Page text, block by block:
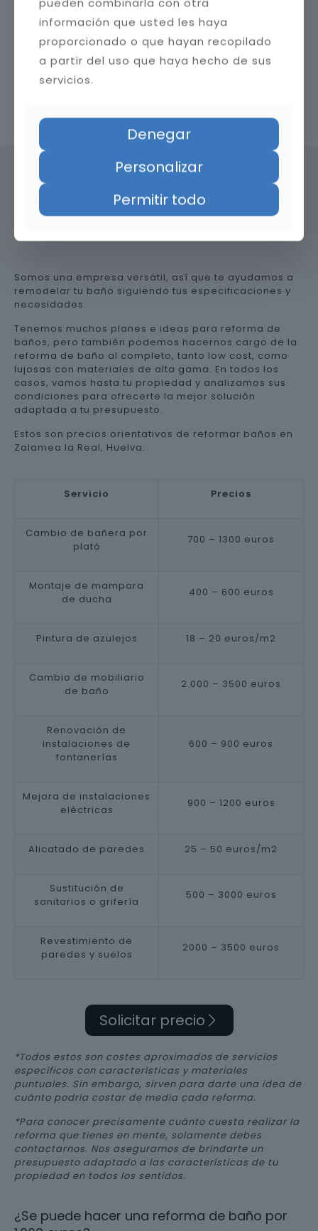
Contacta con nosotros
Precio de reformar el baño en
Huelva
Somos una empresa versátil, así que te ayudamos a
remodelar tu baño siguiendo tus especificaciones y
necesidades.
Tenemos muchos planes e ideas para reforma de
baños, pero también podemos hacernos cargo de la
reforma de baño al completo, tanto low cost, como
lujosas con materiales de alta gama. En todos los
casos, vamos hasta tu propiedad y analizamos sus
condiciones para ofrecerte la mejor solución
adaptada a tu presupuesto.
Estos son precios orientativos de reformar baños en
Zalamea la Real, Huelva:
Servicio Precios
Cambio de bañera por
plató
700 – 1300 euros
Montaje de mampara
de ducha
400 – 600 euros
Pintura de azulejos 18 – 20 euros/m2
Cambio de mobiliario
de baño
2.000 – 3500 euros
Renovación de
instalaciones de
fontanerías
600 – 900 euros
Mejora de instalaciones
eléctricas
900 – 1200 euros
Alicatado de paredes 25 – 50 euros/m2
Sustitución de
sanitarios o grifería
500 – 3000 euros
Revestimiento de
paredes y suelos
2000 – 3500 euros
Solicitar precio
*Todos estos son costes aproximados de servicios
específicos con características y materiales
puntuales. Sin embargo, sirven para darte una idea de
cuánto podría costar de media cada reforma.
*Para conocer precisamente cuánto cuesta realizar la
reforma que tienes en mente, solamente debes
contactarnos. Nos aseguramos de brindarte un
presupuesto adaptado a las características de tu
propiedad en todos los sentidos.
¿Se puede hacer una reforma de baño por
información que usted les haya
proporcionado o que hayan recopilado
a partir del uso que haya hecho de sus
servicios.
Denegar
Personalizar
Permitir todo